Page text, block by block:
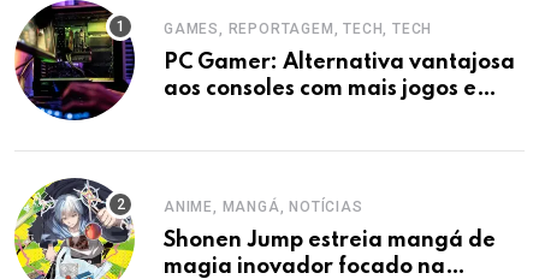
GAMES, REPORTAGEM, TECH, TECH
PC Gamer: Alternativa vantajosa
aos consoles com mais jogos e
ANIME, MANGÁ, NOTÍCIAS
Shonen Jump estreia mangá de
magia inovador focado na